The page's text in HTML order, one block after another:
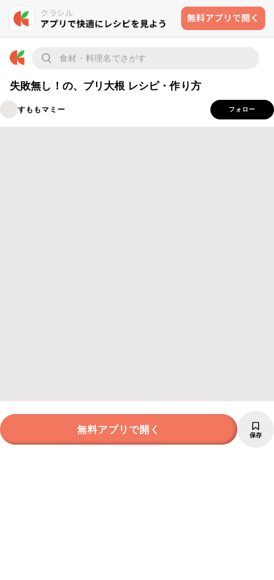
失敗無し！の、ブリ大根 レシピ・作り方
すももマミー フォロー
無料アプリで開く 保存